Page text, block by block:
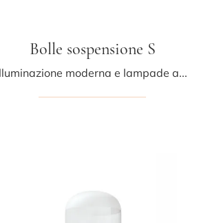
Bolle sospensione S
Illuminazione moderna e lampade a sospensione: ottieni informazioni sulla lampada Bolle sospensione S in metallo che ti proponiamo.